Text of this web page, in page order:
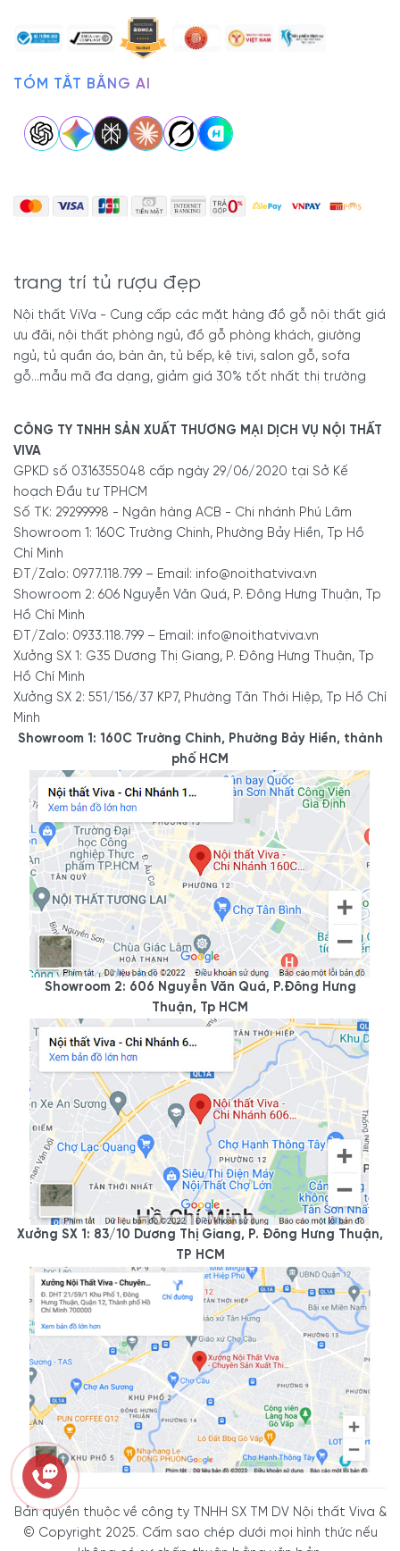
trang trí tủ rượu đẹp
Nội thất ViVa - Cung cấp các mặt hàng đồ gỗ nội thất giá
ưu đãi, nội thất phòng ngủ, đồ gỗ phòng khách, giường
ngủ, tủ quần áo, bàn ăn, tủ bếp, kệ tivi, salon gỗ, sofa
gỗ...mẫu mã đa dạng, giảm giá 30% tốt nhất thị trường
TÓM TẮT BẰNG AI
CÔNG TY TNHH SẢN XUẤT THƯƠNG MẠI DỊCH VỤ NỘI THẤT
VIVA
GPKD số 0316355048 cấp ngày 29/06/2020 tại Sở Kế
hoạch Đầu tư TPHCM
Số TK: 29299998 - Ngân hàng ACB - Chi nhánh Phú Lâm
Showroom 1: 160C Trường Chinh, Phường Bảy Hiền, Tp Hồ
Chí Minh
ĐT/Zalo: 0977.118.799 – Email: info@noithatviva.vn
Showroom 2: 606 Nguyễn Văn Quá, P. Đông Hưng Thuận, Tp
Hồ Chí Minh
ĐT/Zalo: 0933.118.799 – Email: info@noithatviva.vn
Xưởng SX 1: G35 Dương Thị Giang, P. Đông Hưng Thuận, Tp
Hồ Chí Minh
Xưởng SX 2: 551/156/37 KP7, Phường Tân Thới Hiệp, Tp Hồ Chí
Minh
Showroom 1: 160C Trường Chinh, Phường Bảy Hiền, thành
phố HCM
Showroom 2: 606 Nguyễn Văn Quá, P.Đông Hưng
Thuận, Tp HCM
Xưởng SX 1: 83/10 Dương Thị Giang, P. Đông Hưng Thuận,
TP HCM
Bản quyền thuộc về công ty TNHH SX TM DV Nội thất Viva &
© Copyright 2025. Cấm sao chép dưới mọi hình thức nếu